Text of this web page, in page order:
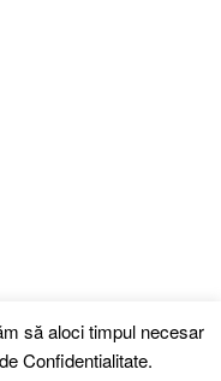
să aloci timpul necesar
Confidentialitate.